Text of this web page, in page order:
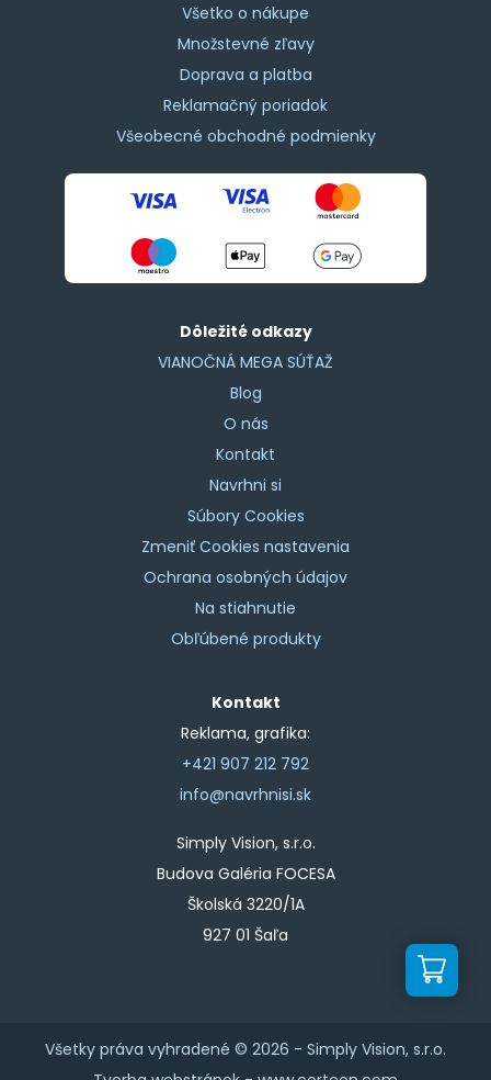
Všetko o nákupe
Množstevné zľavy
Doprava a platba
Reklamačný poriadok
Všeobecné obchodné podmienky
Dôležité odkazy
VIANOČNÁ MEGA SÚŤAŽ
Blog
O nás
Kontakt
Navrhni si
Súbory Cookies
Zmeniť Cookies nastavenia
Ochrana osobných údajov
Na stiahnutie
Obľúbené produkty
Kontakt
Reklama, grafika:
+421 907 212 792
info@navrhnisi.sk
Simply Vision, s.r.o.
Budova Galéria FOCESA
Školská 3220/1A
927 01 Šaľa
Všetky práva vyhradené © 2026 - Simply Vision, s.r.o.